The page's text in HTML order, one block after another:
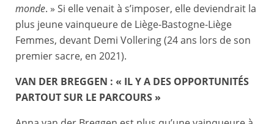
monde. » Si elle venait à s’imposer, elle deviendrait la
plus jeune vainqueure de Liège-Bastogne-Liège
Femmes, devant Demi Vollering (24 ans lors de son
premier sacre, en 2021).
VAN DER BREGGEN : « IL Y A DES OPPORTUNITÉS
PARTOUT SUR LE PARCOURS »